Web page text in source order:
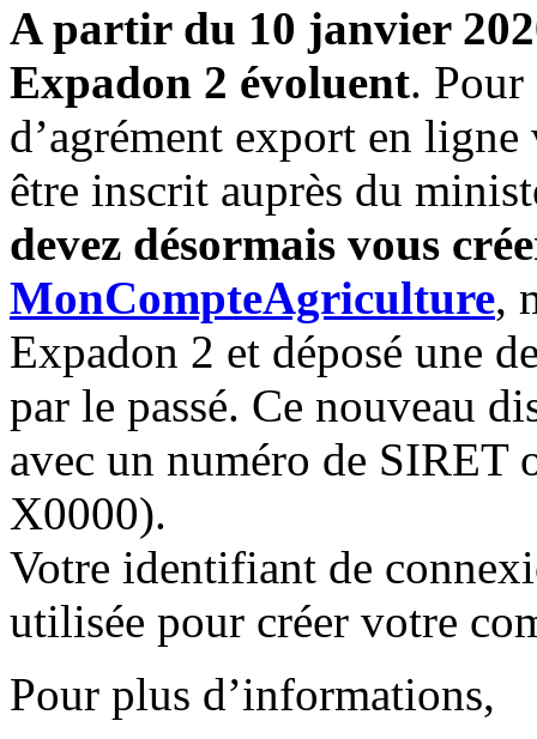
A partir du 10 janvier
Expadon 2 évoluent. Pour
d’agrément export en
être inscrit auprès du
devez désormais vous
MonCompteAgriculture,
Expadon 2 et déposé une
par le passé. Ce nouveau
avec un numéro de SIRET
X0000).
Votre identifiant de
utilisée pour créer votre
Pour plus d’informations,